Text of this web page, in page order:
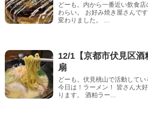
どーも。内から一番近い飲食店
わらい。 お好み焼き屋さんで
変わりました。 ...
12/1【京都市伏見区酒
扇
どーも。伏見桃山で活動してい
今日は！ラーメン！ 皆さん大
ります。 酒粕ラー...